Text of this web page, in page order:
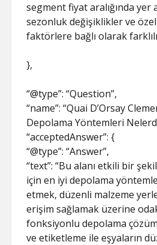
segment fiyat aralığında yer
sezonluk değişiklikler ve
faktörlere bağlı olarak
},
“@type”: “Question”,
“name”: “Quai D’Orsay
Depolama Yöntemleri
“acceptedAnswer”: {
“@type”: “Answer”,
“text”: “Bu alanı etkili bir
için en iyi depolama
etmek, düzenli malzeme
erişim sağlamak üzerine
fonksiyonlu depolama
ve etiketleme ile eşyaların